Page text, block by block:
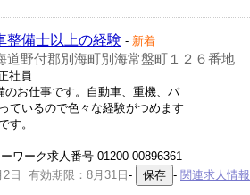
整備士以上の経験 - 新着
道野付郡別海町別海常盤町１２６番地
社員
お仕事です。自動車、重機、バ
ているので色々な経験がつめます
す。
ワーク求人番号 01200-00896361
2日 有効期限：8月31日 - - 関連求人情報